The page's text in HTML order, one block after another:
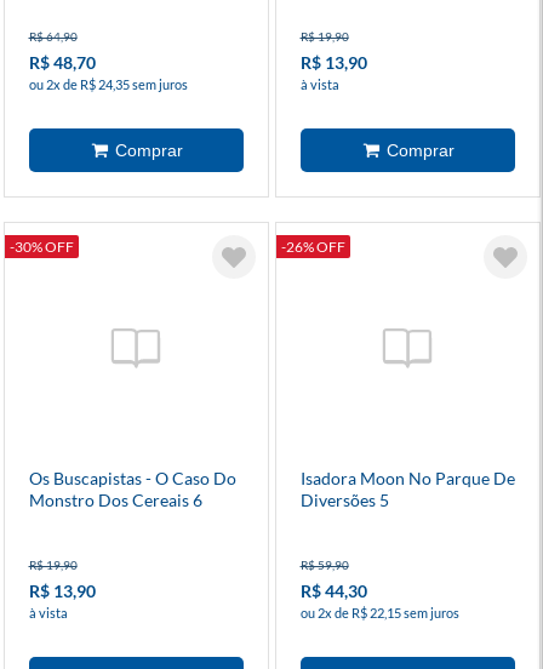
R$ 64,90
R$ 48,70
ou 2x de R$ 24,35 sem juros
R$ 19,90
R$ 13,90
à vista
-30% OFF
Os Buscapistas - O Caso Do
Monstro Dos Cereais 6
R$ 19,90
R$ 13,90
à vista
-26% OFF
Isadora Moon No Parque De
Diversões 5
R$ 59,90
R$ 44,30
ou 2x de R$ 22,15 sem juros